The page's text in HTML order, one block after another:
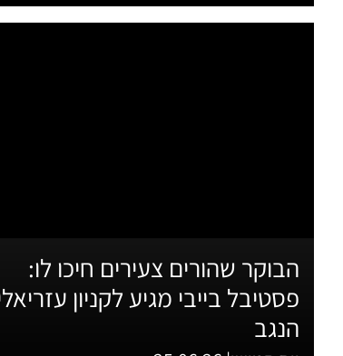
הבוקר שהורים צעירים חיכו לו:
פסטיבל בייבי מגיע לקניון
הנגב